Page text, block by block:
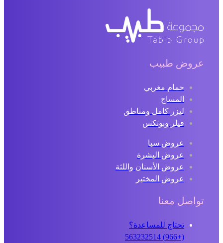
عروض طبيب
حمام مغربي
المساج
ليزر كامل ومناطق
فيلر وبوتكس
عروض سبا
عروض البشرة
عروض الأسنان واللثة
عروض المختبر
تواصل معنا
تحتاج للمساعدة؟